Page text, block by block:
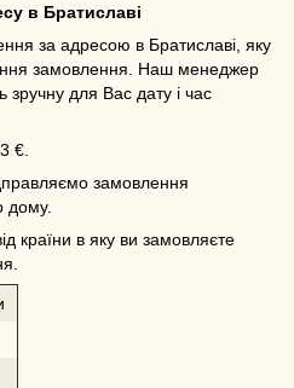
в Братиславі
за адресою в Братиславі, яку
замовлення. Наш менеджер
зручну для Вас дату і час
€.
замовлення
дому.
країни в яку ви замовляєте